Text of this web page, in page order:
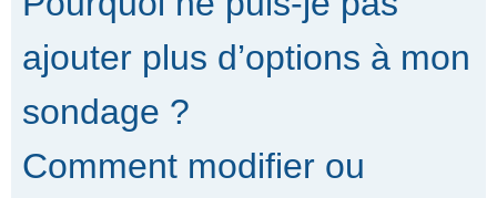
ajouter plus d’options à mon
sondage ?
Comment modifier ou